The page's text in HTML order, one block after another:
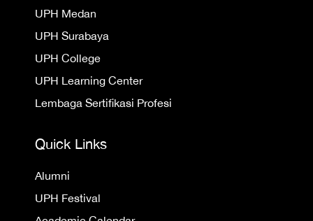
UPH Medan
UPH Surabaya
UPH College
UPH Learning Center
Lembaga Sertifikasi Profesi
Quick Links
Alumni
UPH Festival